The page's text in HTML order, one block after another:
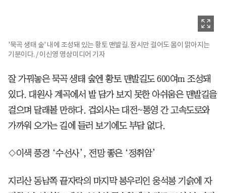
'묵곡 생태 숲' 내에 조성돼 있는 황토 맨발길. 잠시만 걸어도 몸이 맑아지는
기분이다. / 이신영 영상미디어 기자
잘 가꿔놓은 묵곡 생태 숲엔 황토 맨발길도 600여m 조성돼
있다. 대원사 계곡에서 발 담가 보지 못한 아쉬움은 맨발길을
걸으며 달래볼 만하다. 겁외사는 대전~통영 간 고속도로와
가까워 오가는 길에 들러 보기에도 부담 없다.
◇이색 풍경 ‘수선사’, 전망 좋은 ‘정취암’
지리산 동남쪽 끝자락의 마지막 봉우리인 웅석봉 기슭에 자